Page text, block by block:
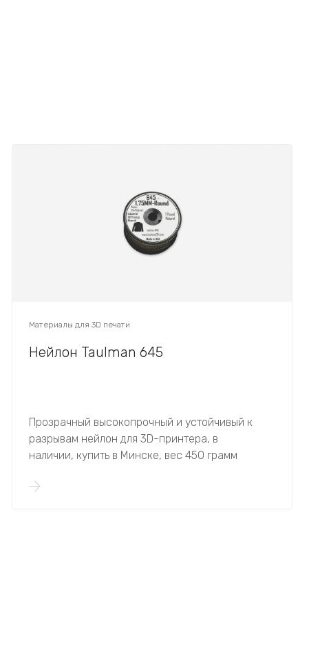
Материалы для 3D печати
Нейлон Taulman 645
Прозрачный высокопрочный и устойчивый к
разрывам нейлон для 3D-принтера, в
наличии, купить в Минске, вес 450 грамм